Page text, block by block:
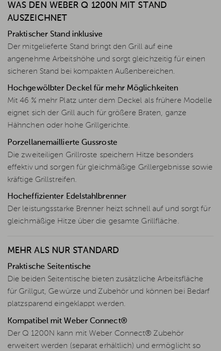
WAS DEN WEBER Q 1200N MIT STAND
AUSZEICHNET
Praktischer Stand inklusive
Der mitgelieferte Stand bringt den Grill auf eine
angenehme Arbeitshöhe und sorgt gleichzeitig für einen
sicheren Stand bei kompakten Außenbereichen.
Hochgewölbter Deckel für mehr Möglichkeiten
Mit 46 % mehr Platz unter dem Deckel als frühere Modelle
eignet sich der Grill auch für größere Braten, ganze
Hähnchen oder hohe Grillgerichte.
Porzellanemaillierte Gussroste
Die zweiteiligen Grillroste speichern Hitze besonders
effektiv und sorgen für gleichmäßige Grillergebnisse sowie
kräftige Grillstreifen.
Hocheffizienter Edelstahlbrenner
Der leistungsstarke Brenner heizt schnell auf und sorgt für
gleichmäßige Hitze über die gesamte Grillfläche.
MEHR ALS NUR STANDARD
Praktische Seitentische
Die beiden Seitentische bieten zusätzliche Arbeitsfläche
für Grillgut, Gewürze und Zubehör und können bei Bedarf
platzsparend eingeklappt werden.
Kompatibel mit Weber Connect®
Der Q 1200N kann mit Weber Connect® Zubehör
erweitert werden (separat erhältlich) und ermöglicht so